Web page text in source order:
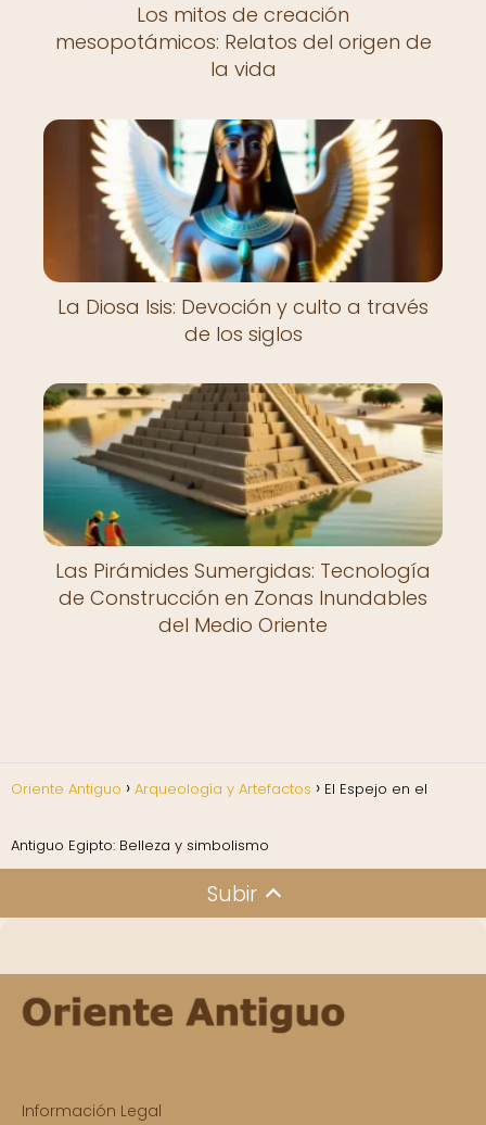
Los mitos de creación
mesopotámicos: Relatos del origen de
la vida
La Diosa Isis: Devoción y culto a través
de los siglos
Las Pirámides Sumergidas: Tecnología
de Construcción en Zonas Inundables
del Medio Oriente
Oriente Antiguo Arqueología y Artefactos El Espejo en el
Antiguo Egipto: Belleza y simbolismo
Subir
Información Legal